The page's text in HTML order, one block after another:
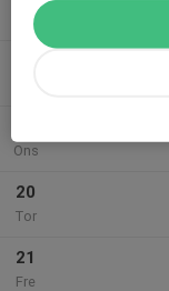
Mån
Ons
20
Tor
21
Fre